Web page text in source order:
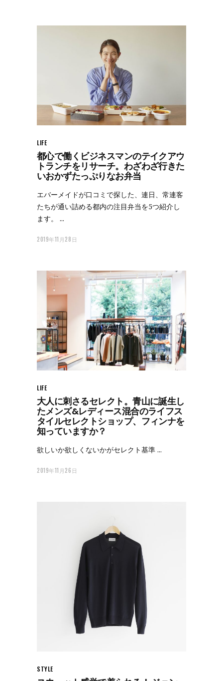
LIFE
都心で働くビジネスマンのテイクアウ
トランチをリサーチ。わざわざ行きた
いおかずたっぷりなお弁当
エバーメイドが口コミで探した、連日、常連客
たちが通い詰める都内の注目弁当を5つ紹介し
ます。
2019年11月28日
LIFE
大人に刺さるセレクト。青山に誕生し
たメンズ&レディース混合のライフス
タイルセレクトショップ、フィンナを
知っていますか？
欲しいか欲しくないかがセレクト基準
2019年11月26日
STYLE